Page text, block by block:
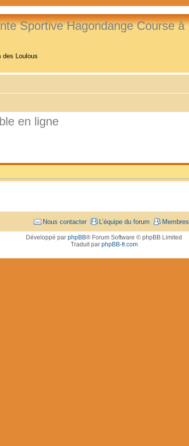
Sportive Hagondange Course à
des Loulous
en ligne
Membres
L’équipe du forum
Nous contacter
Développé par phpBB® Forum Software © phpBB Limited
Traduit par phpBB-fr.com